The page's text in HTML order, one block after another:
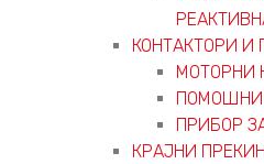
КОНТАКТОРИ И
МОТОРНИ
ПОМОШНИ
ПРИБОР
КРАЈНИ